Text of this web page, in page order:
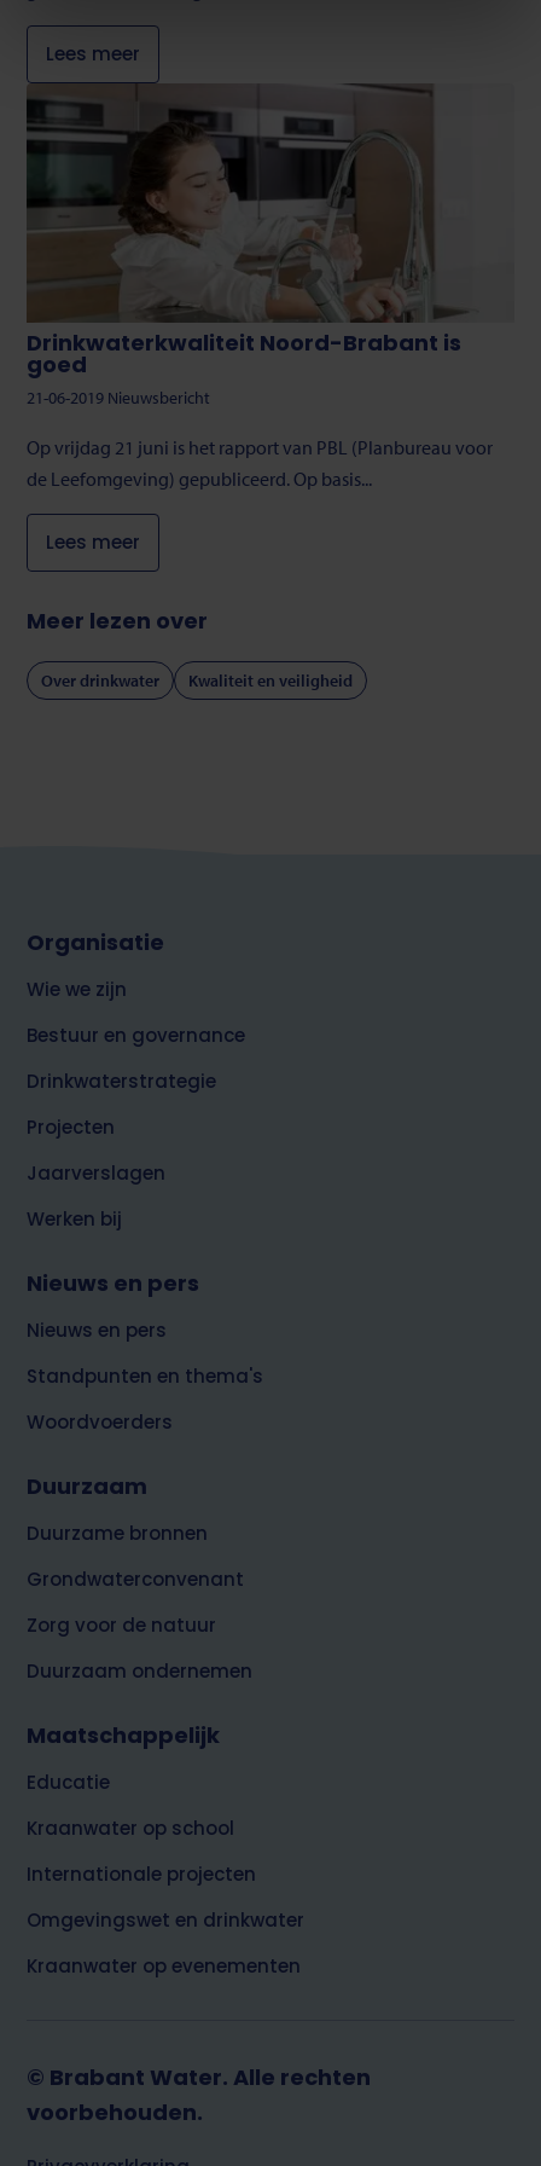
intrekken via de cookie instellingen button rechts
onderaan de pagina.
Lees meer
Drinkwaterkwaliteit Noord-Brabant is
goed
21-06-2019 Nieuwsbericht
​Op vrijdag 21 juni is het rapport van PBL (Planbureau voor
de Leefomgeving) gepubliceerd. Op basis...
Lees meer
Meer lezen over
Over drinkwater Kwaliteit en veiligheid
Footer
top
over
Water
Organisatie
Wie we zijn
Bestuur en governance
Drinkwaterstrategie
Projecten
Jaarverslagen
Werken bij
Nieuws en pers
Nieuws en pers
Standpunten en thema's
Woordvoerders
Duurzaam
Duurzame bronnen
Grondwaterconvenant
Zorg voor de natuur
Duurzaam ondernemen
Maatschappelijk
Educatie
Kraanwater op school
Internationale projecten
Omgevingswet en drinkwater
Kraanwater op evenementen
© Brabant Water. Alle rechten
voorbehouden.